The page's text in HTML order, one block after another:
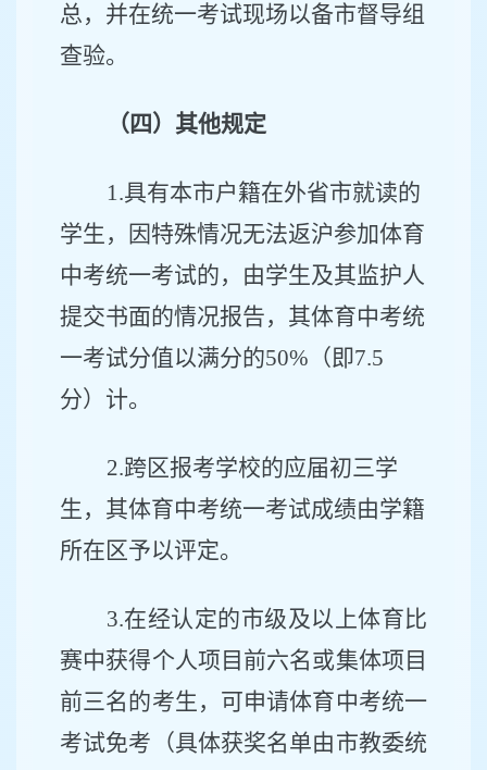
总，并在统一考试现场以备市督导组
查验。
（四）其他规定
1.具有本市户籍在外省市就读的
学生，因特殊情况无法返沪参加体育
中考统一考试的，由学生及其监护人
提交书面的情况报告，其体育中考统
一考试分值以满分的50% （即7.5
分）计。
2.跨区报考学校的应届初三学
生，其体育中考统一考试成绩由学籍
所在区予以评定。
3.在经认定的市级及以上体育比
赛中获得个人项目前六名或集体项目
前三名的考生，可申请体育中考统一
考试免考（具体获奖名单由市教委统